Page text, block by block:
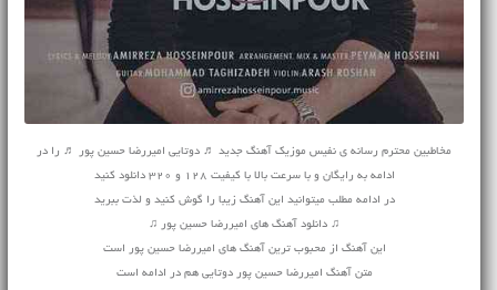
مخاطبین محترم رسانه ی نفیس موزیک آهنگ جدید ♬ دوتایی امیررضا حسین پور ♬ را در
ادامه به رایگان و با سرعت بالا با کیفیت 128 و 320 دانلود کنید
در ادامه مطلب میتوانید این آهنگ زیبا را گوش کنید و لذت ببرید
♫ دانلود آهنگ های امیررضا حسین پور ♫
این آهنگ از محبوب ترین آهنگ های امیررضا حسین پور است
متن آهنگ امیررضا حسین پور دوتایی هم در ادامه است